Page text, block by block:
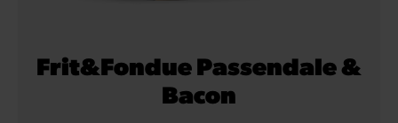
Frit&Fondue Passendale &
Bacon